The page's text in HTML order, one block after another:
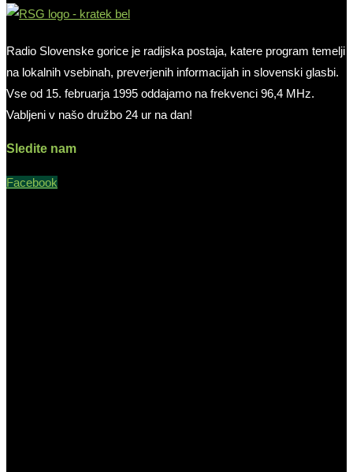
Radio Slovenske gorice je radijska postaja, katere program temelji
na lokalnih vsebinah, preverjenih informacijah in slovenski glasbi.
Vse od 15. februarja 1995 oddajamo na frekvenci 96,4 MHz.
Vabljeni v našo družbo 24 ur na dan!
Sledite nam
Facebook